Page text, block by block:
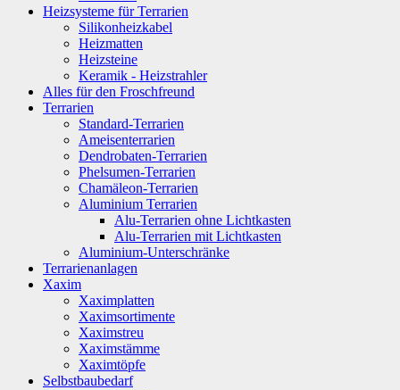
Heizsysteme für Terrarien
Silikonheizkabel
Heizmatten
Heizsteine
Keramik - Heizstrahler
Alles für den Froschfreund
Terrarien
Standard-Terrarien
Ameisenterrarien
Dendrobaten-Terrarien
Phelsumen-Terrarien
Chamäleon-Terrarien
Aluminium Terrarien
Alu-Terrarien ohne Lichtkasten
Alu-Terrarien mit Lichtkasten
Aluminium-Unterschränke
Terrarienanlagen
Xaxim
Xaximplatten
Xaximsortimente
Xaximstreu
Xaximstämme
Xaximtöpfe
Selbstbaubedarf